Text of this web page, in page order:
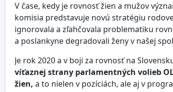
V čase, kedy je rovnosť žien a mužov
komisia predstavuje novú stratégiu
ignorovala a zľahčovala problematiku
a poslankyne degradovali ženy v našej
Je rok 2020 a v boji za rovnosť na
víťaznej strany parlamentných volieb
žien, a to nielen v pozíciách, ale aj v